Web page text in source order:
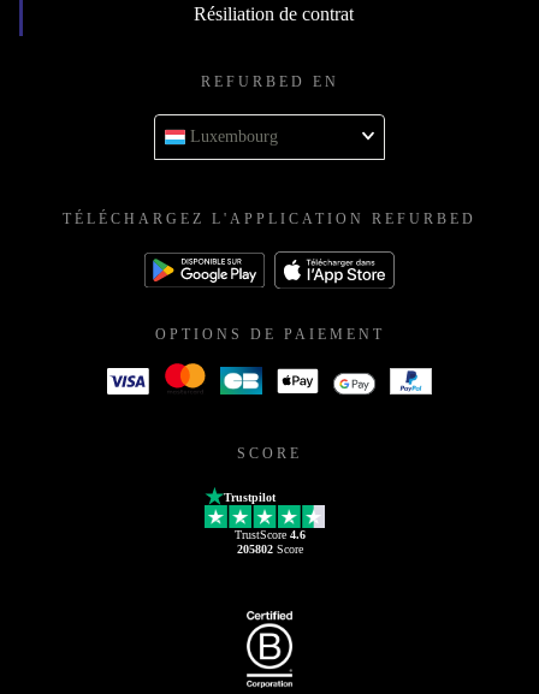
Résiliation de contrat
REFURBED EN
Luxembourg
TÉLÉCHARGEZ L'APPLICATION REFURBED
OPTIONS DE PAIEMENT
SCORE
Trustpilot
TrustScore 4.6
205802Score